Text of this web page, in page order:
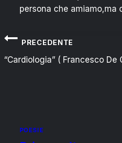
persona che amiamo,ma
Navigazione
articoli
PRECEDENTE
“Cardiologia” ( Francesco De
POESIE